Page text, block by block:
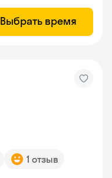
Выбрать время
1 отзыв